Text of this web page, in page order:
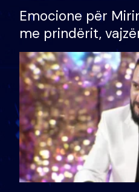
Emocione për
me prindërit,
bashkëshorten:
divorci apo jo?